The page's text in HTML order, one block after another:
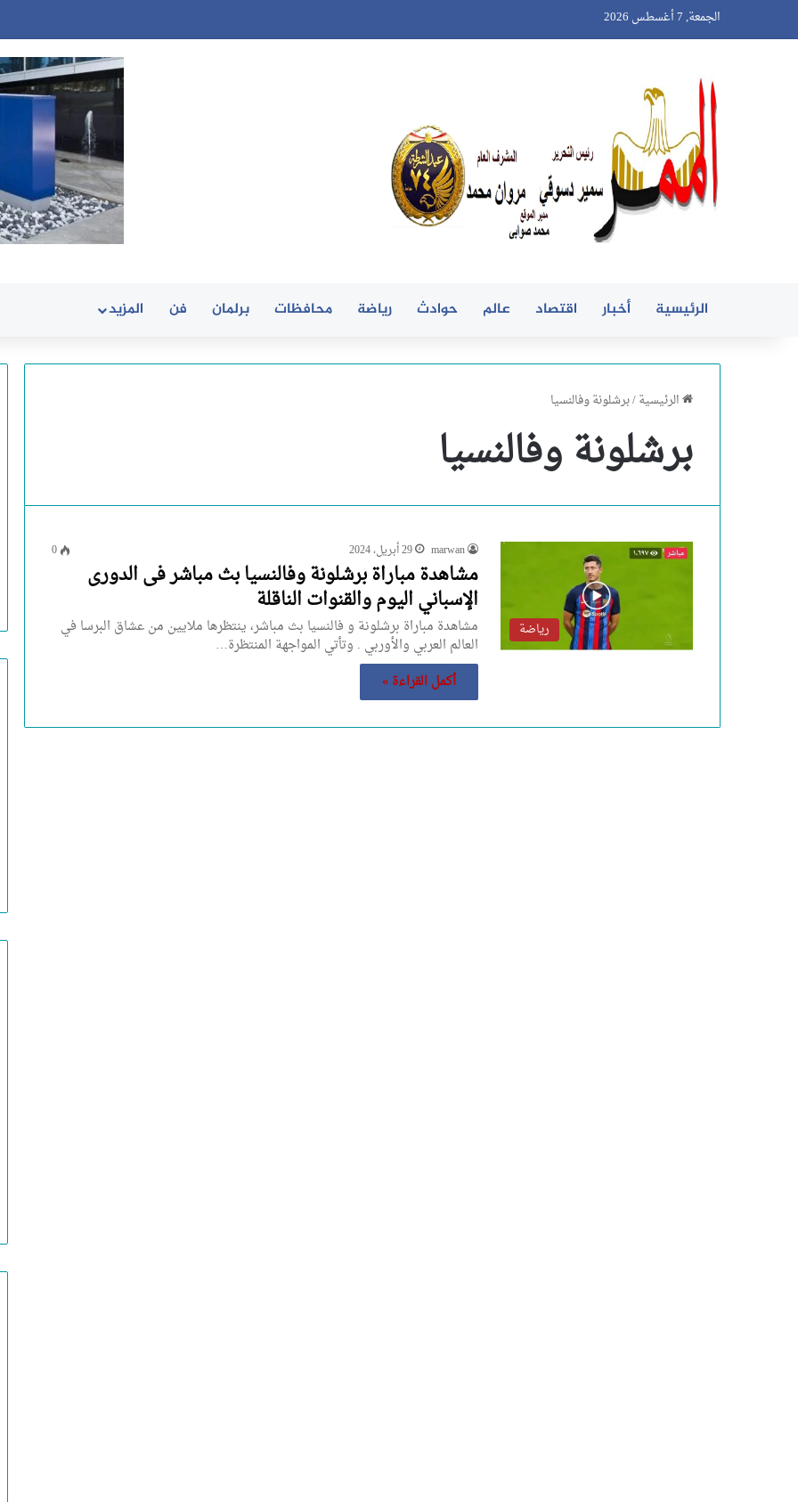
الجمعة, 7 أغسطس 2026
الرئيسية أخبار اقتصاد عالم حوادث رياضة محافظات برلمان فن المزيد
الرئيسية/برشلونة وفالنسيا
برشلونة وفالنسيا
رياضة
marwan 29 أبريل، 2024 0
مشاهدة مباراة برشلونة وفالنسيا بث مباشر فى الدورى
الإسباني اليوم والقنوات الناقلة
مشاهدة مباراة برشلونة و فالنسيا بث مباشر، ينتظرها ملايين من عشاق البرسا في
العالم العربي والأوربي . وتأتي المواجهة المنتظرة…
أكمل القراءة »